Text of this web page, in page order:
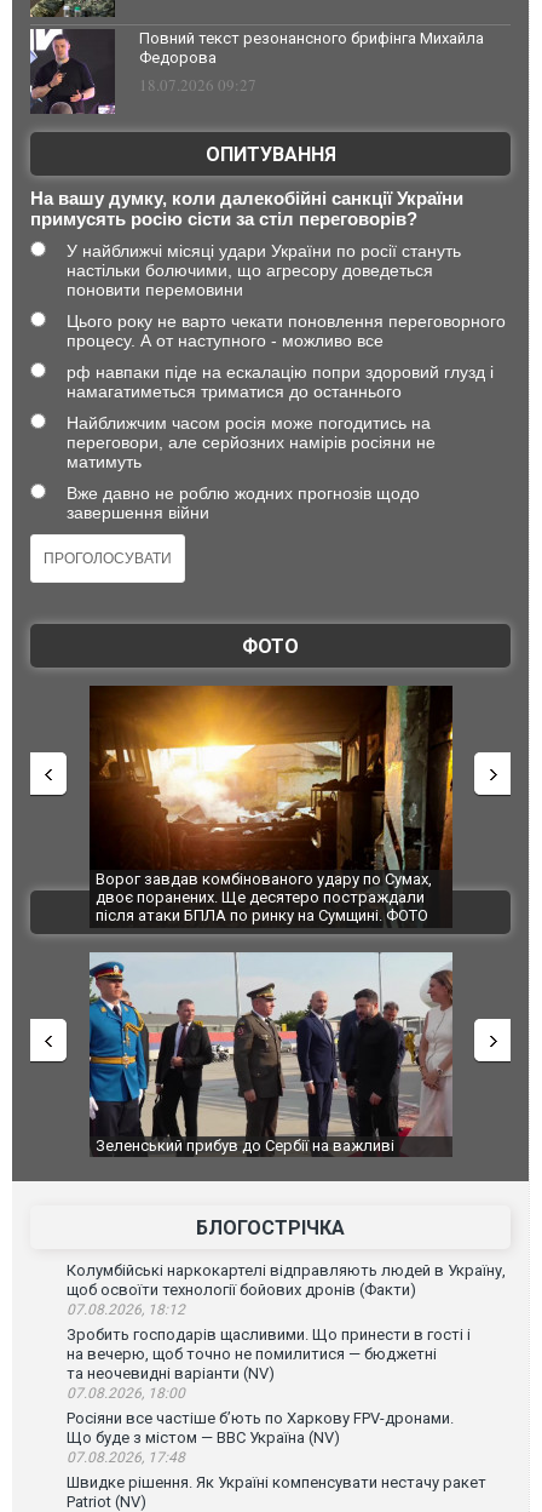
Повний текст резонансного брифінга Михайла
Федорова
18.07.2026 09:27
ОПИТУВАННЯ
На вашу думку, коли далекобійні санкції України
примусять росію сісти за стіл переговорів?
У найближчі місяці удари України по росії стануть
настільки болючими, що агресору доведеться
поновити перемовини
Цього року не варто чекати поновлення переговорного
процесу. А от наступного - можливо все
рф навпаки піде на ескалацію попри здоровий глузд і
намагатиметься триматися до останнього
Найближчим часом росія може погодитись на
переговори, але серйозних намірів росіяни не
матимуть
Вже давно не роблю жодних прогнозів щодо
завершення війни
ФОТО
удару по Сумах,
постраждали
на Сумщині. ФОТО
За 2000 кілометрів від кордону з Україною: в
Єкатеринбурзі після атаки дронів загорівся
склад Wildberries. ФОТО. ВІДЕО
ВІДЕО
на важливі
"Вони воюють, самі хочуть воювати, бо дурні":
зневажливих слів про українських захисників.
БЛОГОСТРІЧКА
Колумбійські наркокартелі відправляють людей в Україну,
щоб освоїти технології бойових дронів (Факти)
07.08.2026, 18:12
Зробить господарів щасливими. Що принести в гості і
на вечерю, щоб точно не помилитися — бюджетні
та неочевидні варіанти (NV)
07.08.2026, 18:00
Росіяни все частіше бʼють по Харкову FPV-дронами.
Що буде з містом — ВВС Україна (NV)
07.08.2026, 17:48
Швидке рішення. Як Україні компенсувати нестачу ракет
Patriot (NV)